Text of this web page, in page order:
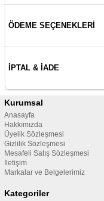
ÖDEME SEÇENEKLERI
İPTAL & İADE
Kurumsal
Anasayfa
Hakkımızda
Üyelik Sözleşmesi
Gizlilik Sözleşmesi
Mesafeli Satış Sözleşmesi
İletişim
Markalar ve Belgelerimiz
Kategoriler